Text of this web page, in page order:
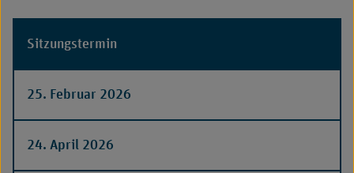
Sitzungstermin
25. Februar 2026
24. April 2026